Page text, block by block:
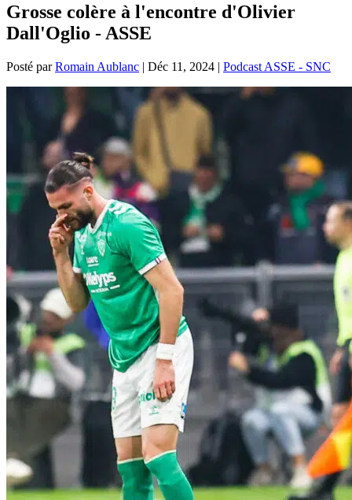
Grosse colère à l'encontre d'Olivier
Dall'Oglio - ASSE
Posté parRomain Aublanc | Déc 11, 2024 | Podcast ASSE - SNC